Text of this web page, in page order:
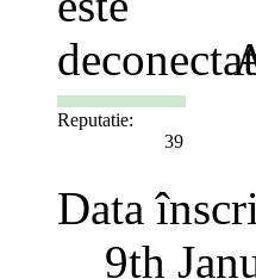
Reputatie:
39
Data
9th